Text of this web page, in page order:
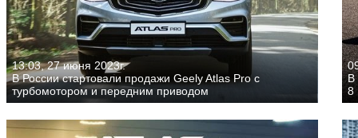
13:03, 27 июня 2023г.
В России стартовали продажи Geely Atlas Pro с
турбомотором и передним приводом
В
8